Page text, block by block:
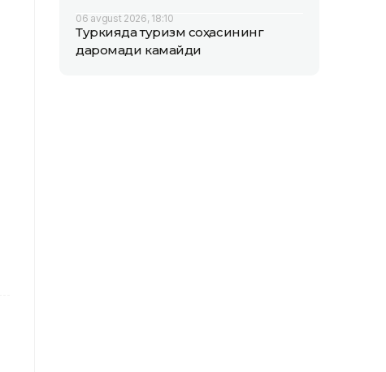
06 avgust 2026, 18:10
Туркияда туризм соҳасининг
даромади камайди